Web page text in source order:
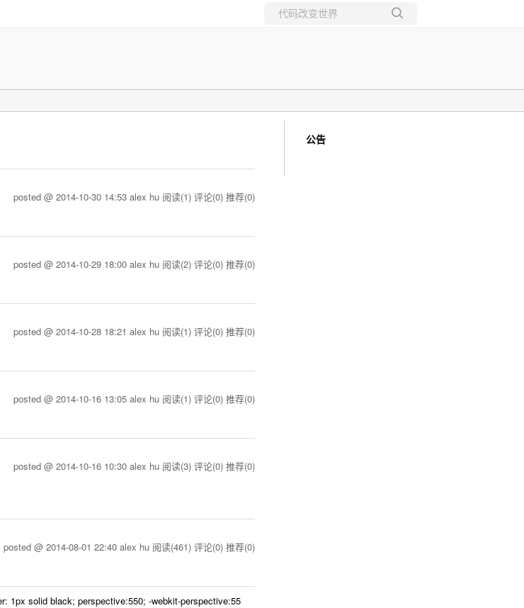
posted @ 2014-10-30 14:53 alex hu 阅读(1) 评论(0) 推荐(0)
posted @ 2014-10-29 18:00 alex hu 阅读(2) 评论(0) 推荐(0)
posted @ 2014-10-28 18:21 alex hu 阅读(1) 评论(0) 推荐(0)
posted @ 2014-10-16 13:05 alex hu 阅读(1) 评论(0) 推荐(0)
posted @ 2014-10-16 10:30 alex hu 阅读(3) 评论(0) 推荐(0)
posted @ 2014-08-01 22:40 alex hu 阅读(461) 评论(0) 推荐(0)
1px solid black; perspective:550; -webkit-perspective:55
公告